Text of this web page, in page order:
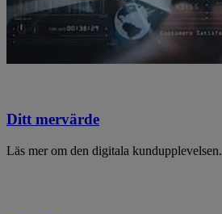
Ditt mervärde
Läs mer om den digitala kundupplevelsen.